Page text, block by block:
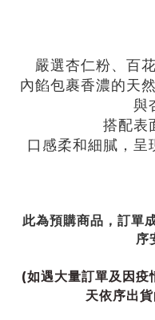
嚴選杏仁粉、百
內餡包裹香濃的天然
與
搭配表
口感柔和細膩，呈
此為預購商品， 訂單
序
(如遇大量訂單及因疫
天依序出